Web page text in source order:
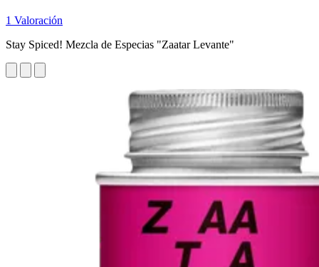
1 Valoración
Stay Spiced! Mezcla de Especias "Zaatar Levante"